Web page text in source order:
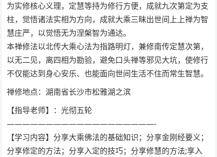
为实修核心义理，定慧等持为修行方便，成就九次第定为支
柱，觉悟诸法实相为方向，成就大乘三昧出世间上上禅为智
慧庄严，以觉悟无为涅槃智为通达。
本禅修法以北传大乘心法为指路明灯，兼修南传定慧次第，
以无二见，离四相为勘验，避免口头禅等邪见大坑，使修行
不仅能达到身心安乐、也能面向世间生活不住而常生智慧。
禅修地点：湖南省长沙市松雅湖之滨
【指导老师】：光彻五轮
———————————————————-
【学习内容】分享大乘佛法的基础知识；分享金刚经要义；
分享修定的方法；分享入定的技巧；分享修慧的方法;享入